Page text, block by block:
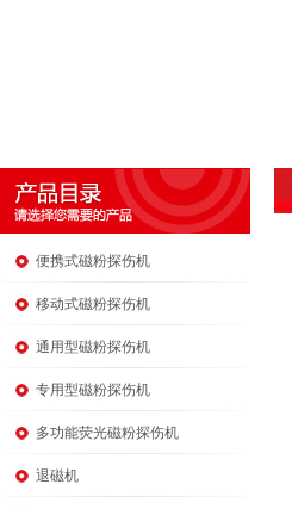
便携式磁粉探伤机
移动式磁粉探伤机
通用型磁粉探伤机
专用型磁粉探伤机
多功能荧光磁粉探伤机
退磁机